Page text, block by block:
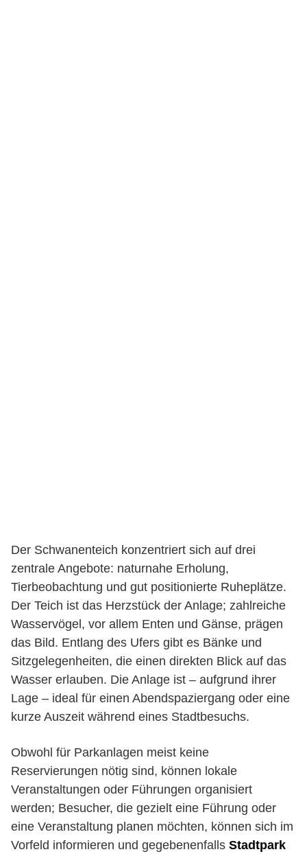
Der Schwanenteich konzentriert sich auf drei
zentrale Angebote: naturnahe Erholung,
Tierbeobachtung und gut positionierte Ruheplätze.
Der Teich ist das Herzstück der Anlage; zahlreiche
Wasservögel, vor allem Enten und Gänse, prägen
das Bild. Entlang des Ufers gibt es Bänke und
Sitzgelegenheiten, die einen direkten Blick auf das
Wasser erlauben. Die Anlage ist – aufgrund ihrer
Lage – ideal für einen Abendspaziergang oder eine
kurze Auszeit während eines Stadtbesuchs.
Obwohl für Parkanlagen meist keine
Reservierungen nötig sind, können lokale
Veranstaltungen oder Führungen organisiert
werden; Besucher, die gezielt eine Führung oder
eine Veranstaltung planen möchten, können sich im
Vorfeld informieren und gegebenenfalls Stadtpark